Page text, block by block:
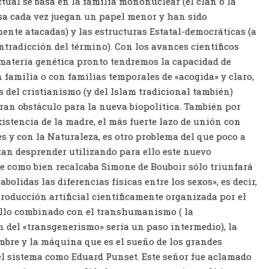
cada vez juegan un papel menor y han sido
atacadas) y las estructuras Estatal-democráticas (a
del término). Con los avances científicos
genética pronto tendremos la capacidad de
o con familias temporales de «acogida» y claro,
del cristianismo (y del Islam tradicional también)
obstáculo para la nueva biopolítica. También por
de la madre, el más fuerte lazo de unión con
y con la Naturaleza, es otro problema del que poco a
desprender utilizando para ello este nuevo
como bien recalcaba Simone de Bouboir sólo triunfará
las diferencias físicas entre los sexos», es decir,
artificial científicamente organizada por el
combinado con el transhumanismo ( la
«transgenerismo» sería un paso intermedio), la
y la máquina que es el sueño de los grandes
sistema como Eduard Punset. Este señor fue aclamado